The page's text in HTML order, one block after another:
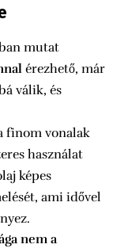
mutat
érezhető, már
válik, és
finom vonalak
használat
képes
ami idővel
nem a